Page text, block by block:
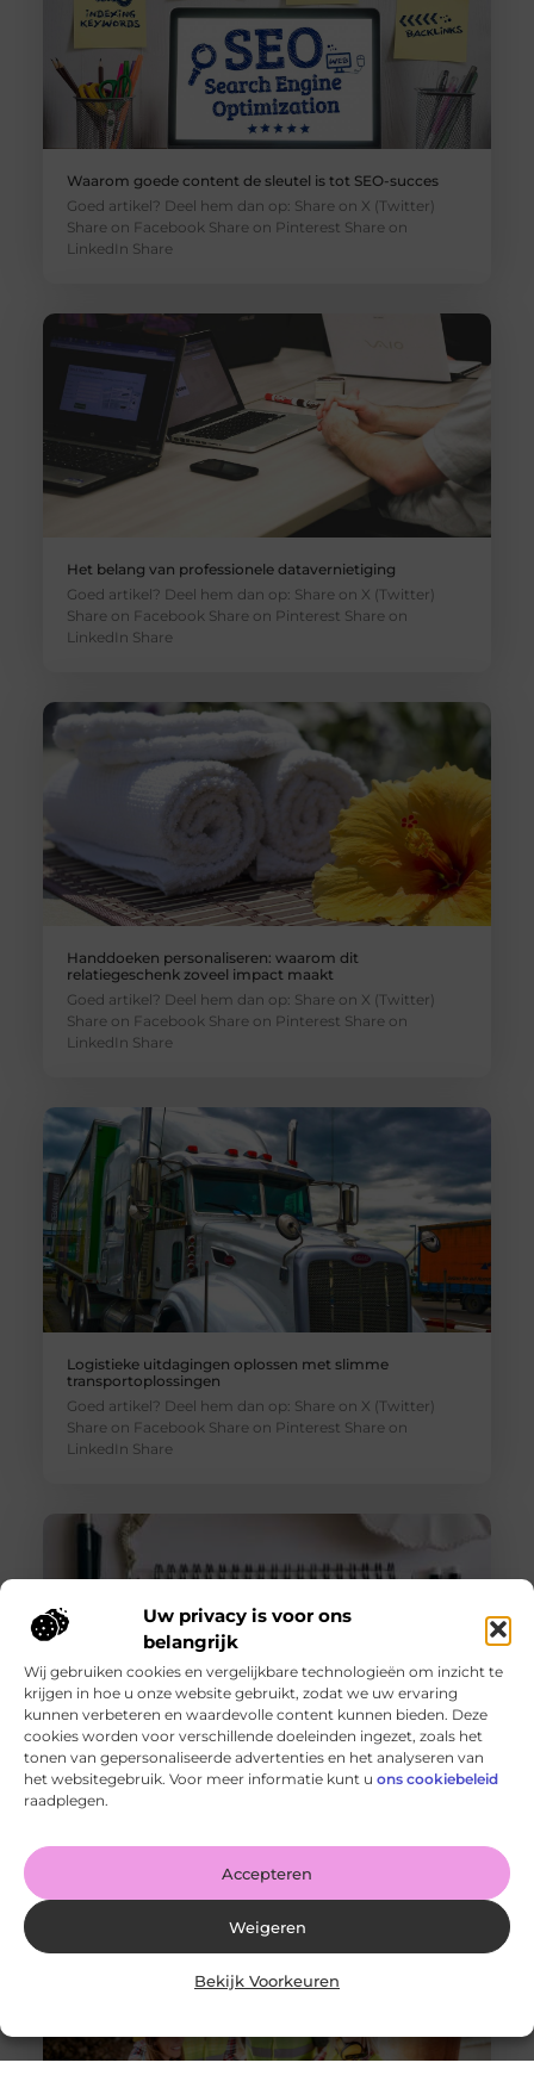
Uw privacy is voor ons
belangrijk
Wij gebruiken cookies en vergelijkbare technologieën om inzicht te
krijgen in hoe u onze website gebruikt, zodat we uw ervaring
kunnen verbeteren en waardevolle content kunnen bieden. Deze
cookies worden voor verschillende doeleinden ingezet, zoals het
tonen van gepersonaliseerde advertenties en het analyseren van
het websitegebruik. Voor meer informatie kunt u ons cookiebeleid
raadplegen.
Accepteren
Weigeren
Bekijk Voorkeuren
Waarom goede content de sleutel is tot SEO-succes
Goed artikel? Deel hem dan op: Share on X (Twitter)
Share on Facebook Share on Pinterest Share on
LinkedIn Share
Het belang van professionele datavernietiging
Goed artikel? Deel hem dan op: Share on X (Twitter)
Share on Facebook Share on Pinterest Share on
LinkedIn Share
Handdoeken personaliseren: waarom dit
relatiegeschenk zoveel impact maakt
Goed artikel? Deel hem dan op: Share on X (Twitter)
Share on Facebook Share on Pinterest Share on
LinkedIn Share
Logistieke uitdagingen oplossen met slimme
transportoplossingen
Goed artikel? Deel hem dan op: Share on X (Twitter)
Share on Facebook Share on Pinterest Share on
LinkedIn Share
De voordelen van het drukken van kalenders voor jouw
bedrijf!
Goed artikel? Deel hem dan op: Share on X (Twitter)